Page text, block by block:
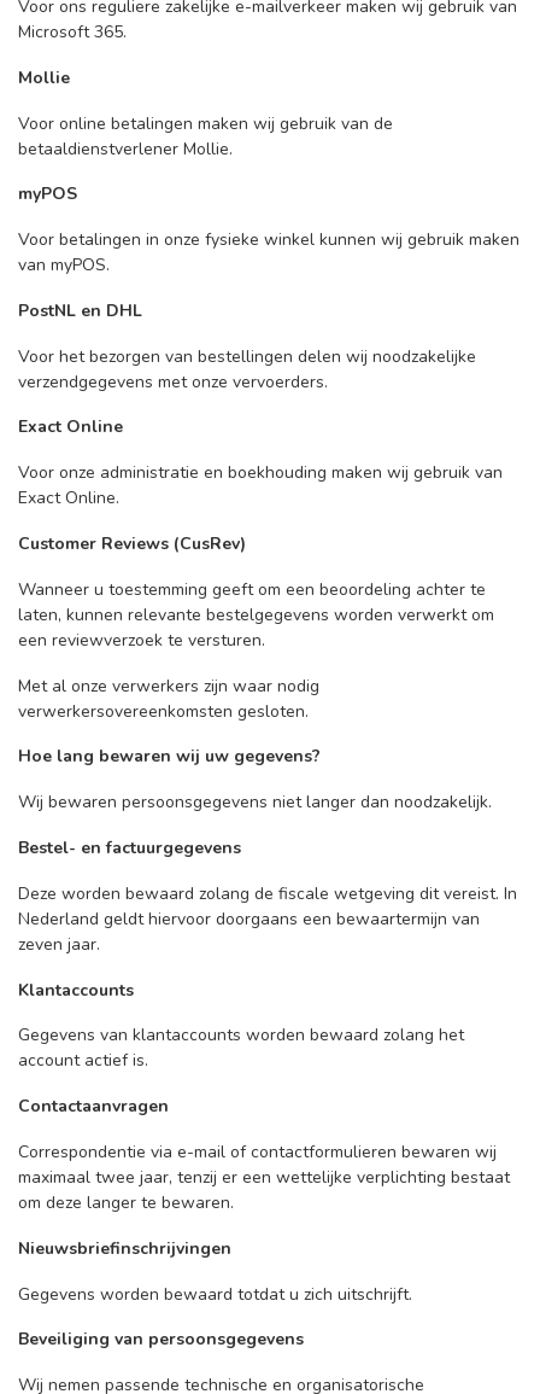
Voor ons reguliere zakelijke e-mailverkeer maken wij gebruik van
Microsoft 365.
Mollie
Voor online betalingen maken wij gebruik van de
betaaldienstverlener Mollie.
myPOS
Voor betalingen in onze fysieke winkel kunnen wij gebruik maken
van myPOS.
PostNL en DHL
Voor het bezorgen van bestellingen delen wij noodzakelijke
verzendgegevens met onze vervoerders.
Exact Online
Voor onze administratie en boekhouding maken wij gebruik van
Exact Online.
Customer Reviews (CusRev)
Wanneer u toestemming geeft om een beoordeling achter te
laten, kunnen relevante bestelgegevens worden verwerkt om
een reviewverzoek te versturen.
Met al onze verwerkers zijn waar nodig
verwerkersovereenkomsten gesloten.
Hoe lang bewaren wij uw gegevens?
Wij bewaren persoonsgegevens niet langer dan noodzakelijk.
Bestel- en factuurgegevens
Deze worden bewaard zolang de fiscale wetgeving dit vereist. In
Nederland geldt hiervoor doorgaans een bewaartermijn van
zeven jaar.
Klantaccounts
Gegevens van klantaccounts worden bewaard zolang het
account actief is.
Contactaanvragen
Correspondentie via e-mail of contactformulieren bewaren wij
maximaal twee jaar, tenzij er een wettelijke verplichting bestaat
om deze langer te bewaren.
Nieuwsbriefinschrijvingen
Gegevens worden bewaard totdat u zich uitschrijft.
Beveiliging van persoonsgegevens
Wij nemen passende technische en organisatorische